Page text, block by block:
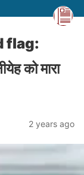
flag:
को मारा
2 years ago